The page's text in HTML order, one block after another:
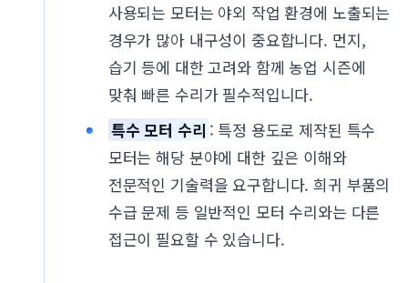
사용되는 모터는 야외 작업 환경에 노출되는
경우가 많아 내구성이 중요합니다. 먼지,
습기 등에 대한 고려와 함께 농업 시즌에
맞춰 빠른 수리가 필수적입니다.
특수 모터 수리 : 특정 용도로 제작된 특수
모터는 해당 분야에 대한 깊은 이해와
전문적인 기술력을 요구합니다. 희귀 부품의
수급 문제 등 일반적인 모터 수리와는 다른
접근이 필요할 수 있습니다.